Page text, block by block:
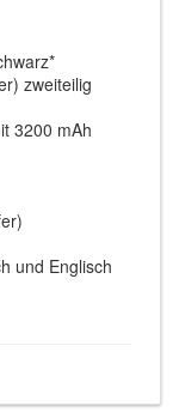
zweiteilig
3200 mAh
und Englisch